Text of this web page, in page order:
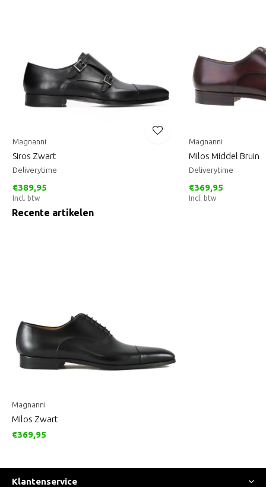
Magnanni
Siros Zwart
Deliverytime
€389,95
Incl. btw
Magnanni
Milos Middel Bruin
Deliverytime
€369,95
Incl. btw
Recente artikelen
Magnanni
Milos Zwart
€369,95
Klantenservice